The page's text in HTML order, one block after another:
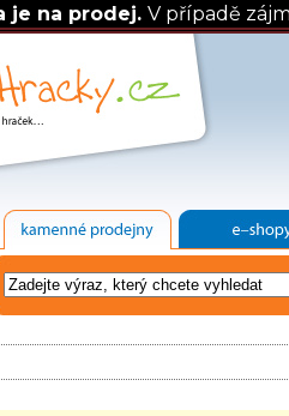
je na prodej.V případě